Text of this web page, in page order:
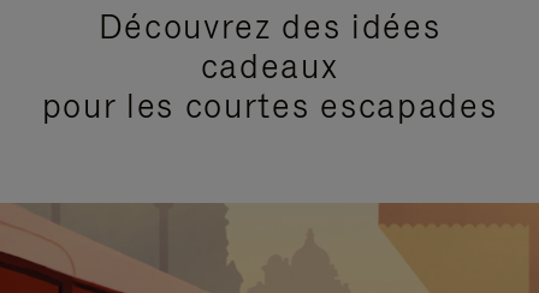
Découvrez des idées
cadeaux
pour les courtes escapades